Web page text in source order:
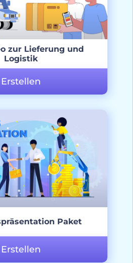
zur Lieferung und
Logistik
Erstellen
Paket
Erstellen